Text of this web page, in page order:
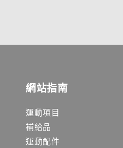
網站指南
運動項目
補給品
運動配件